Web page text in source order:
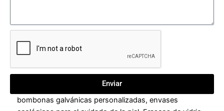
Enviar
bombonas galvánicas personalizadas,envases